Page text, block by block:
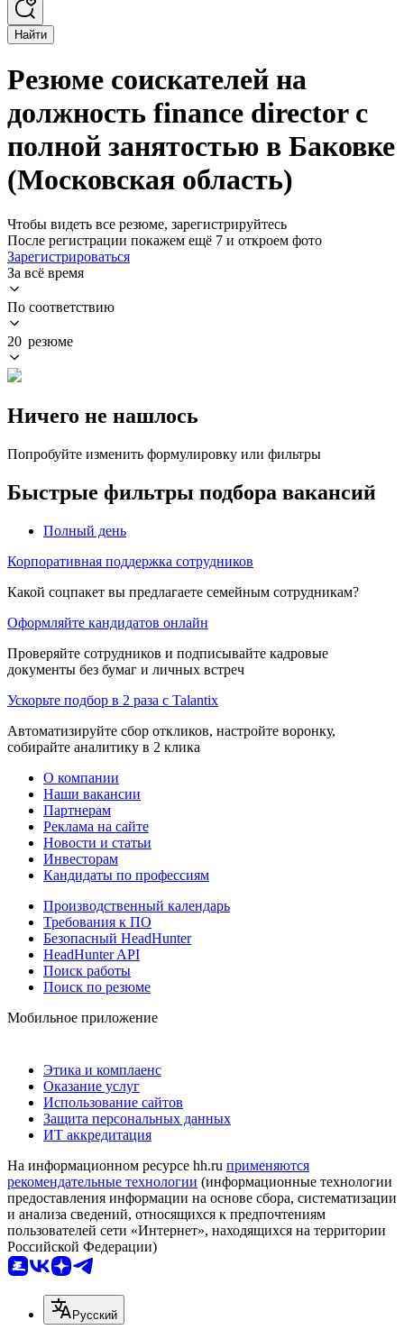
Найти
Резюме соискателей на
должность finance director с
полной занятостью в Баковке
(Московская область)
Чтобы видеть все резюме, зарегистрируйтесь
После регистрации покажем ещё 7 и откроем фото
Зарегистрироваться
За всё время
По соответствию
20 резюме
Ничего не нашлось
Попробуйте изменить формулировку или фильтры
Быстрые фильтры подбора вакансий
Полный день
Корпоративная поддержка сотрудников
Какой соцпакет вы предлагаете семейным сотрудникам?
Оформляйте кандидатов онлайн
Проверяйте сотрудников и подписывайте кадровые
документы без бумаг и личных встреч
Ускорьте подбор в 2 раза с Talantix
Автоматизируйте сбор откликов, настройте воронку,
собирайте аналитику в 2 клика
О компании
Наши вакансии
Партнерам
Реклама на сайте
Новости и статьи
Инвесторам
Кандидаты по профессиям
Производственный календарь
Требования к ПО
Безопасный HeadHunter
HeadHunter API
Поиск работы
Поиск по резюме
Мобильное приложение
Этика и комплаенс
Оказание услуг
Использование сайтов
Защита персональных данных
ИТ аккредитация
На информационном ресурсе hh.ru применяются
рекомендательные технологии (информационные технологии
предоставления информации на основе сбора, систематизации
и анализа сведений, относящихся к предпочтениям
пользователей сети «Интернет», находящихся на территории
Российской Федерации)
Русский